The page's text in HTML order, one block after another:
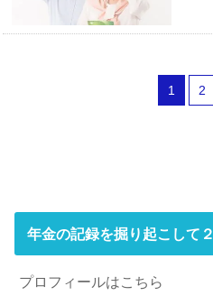
1 2
年金の記録を掘り起こして
プロフィールはこちら